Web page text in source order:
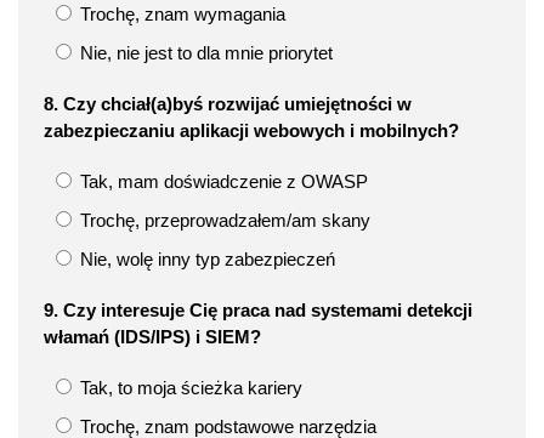
Trochę, znam wymagania
Nie, nie jest to dla mnie priorytet
8. Czy chciał(a)byś rozwijać umiejętności w
zabezpieczaniu aplikacji webowych i mobilnych?
Tak, mam doświadczenie z OWASP
Trochę, przeprowadzałem/am skany
Nie, wolę inny typ zabezpieczeń
9. Czy interesuje Cię praca nad systemami detekcji
włamań (IDS/IPS) i SIEM?
Tak, to moja ścieżka kariery
Trochę, znam podstawowe narzędzia